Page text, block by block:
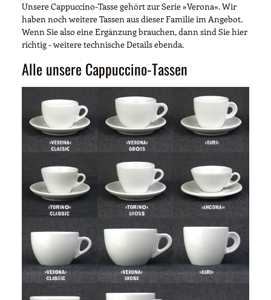
Unsere Cappuccino-Tasse gehört zur Serie »Verona«. Wir
haben noch weitere Tassen aus dieser Familie im Angebot.
Wenn Sie also eine Ergänzung brauchen, dann sind Sie hier
richtig - weitere technische Details ebenda.
Alle unsere Cappuccino-Tassen